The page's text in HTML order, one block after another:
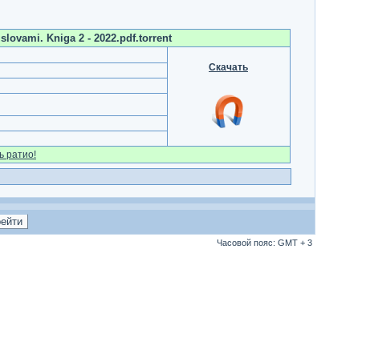
Kniga 2 - 2022.pdf.torrent
Скачать
ратио!
Часовой пояс: GMT + 3